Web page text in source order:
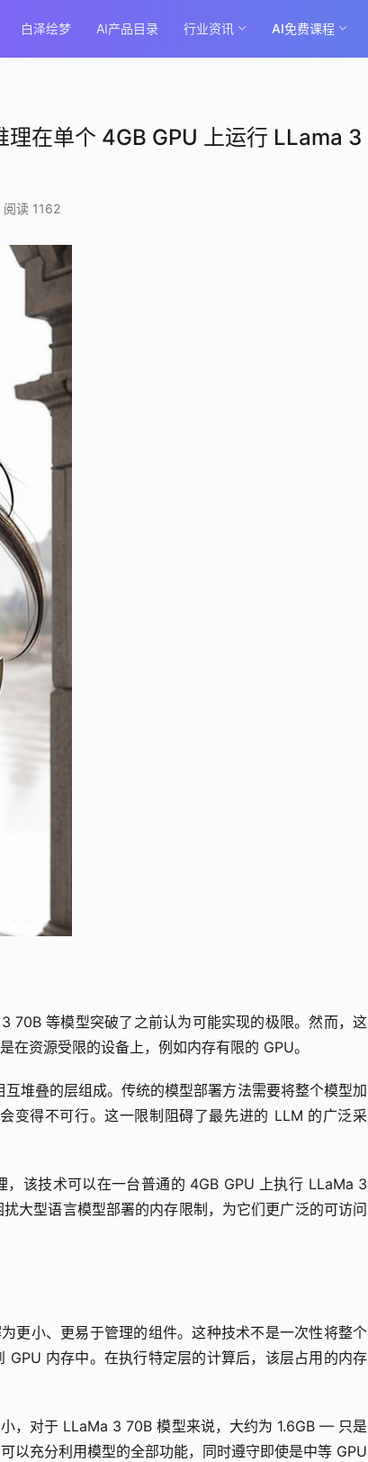
白泽绘梦 AI产品目录 行业资讯 AI免费课程
在单个 4GB GPU 上运行 LLama 3
阅读 1162
70B 等模型突破了之前认为可能实现的极限。然而，这
资源受限的设备上，例如内存有限的 GPU。
堆叠的层组成。传统的模型部署方法需要将整个模型加
变得不可行。这一限制阻碍了最先进的 LLM 的广泛采
该技术可以在一台普通的 4GB GPU 上执行 LLaMa 3
大型语言模型部署的内存限制，为它们更广泛的可访问
更小、更易于管理的组件。这种技术不是一次性将整个
内存中。在执行特定层的计算后，该层占用的内存
，对于 LLaMa 3 70B 模型来说，大约为 1.6GB — 只是
以充分利用模型的全部功能，同时遵守即使是中等 GPU